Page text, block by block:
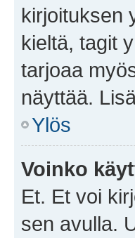
kirjoituksen
kieltä, tagit
tarjoaa
näyttää.
Ylös
Voinko
Et. Et voi
sen avulla.